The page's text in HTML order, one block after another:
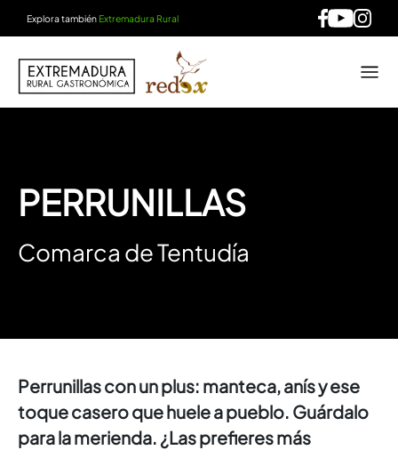
Explora también Extremadura Rural
PERRUNILLAS
Comarca de Tentudía
Perrunillas con un plus: manteca, anís y ese
toque casero que huele a pueblo. Guárdalo
para la merienda. ¿Las prefieres más